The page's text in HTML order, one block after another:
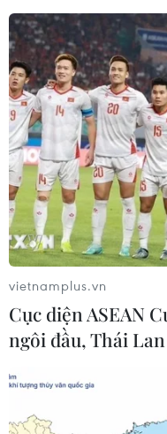
vietnamplus.vn
Cục diện ASEAN
ngôi đầu, Thái